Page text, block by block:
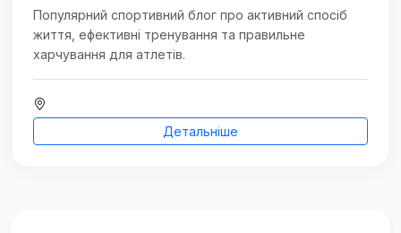
Популярний спортивний блог про активний спосіб
життя, ефективні тренування та правильне
харчування для атлетів.
Детальніше